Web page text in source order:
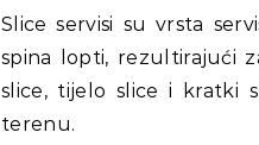
Slice servisi su vrsta
spina lopti, rezultirajući
slice, tijelo slice i kratki
terenu.